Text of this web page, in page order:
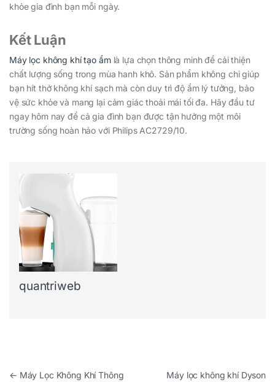
khỏe gia đình bạn mỗi ngày.
Kết Luận
Máy lọc không khí tạo ẩmlà lựa chọn thông minh để cải thiện
chất lượng sống trong mùa hanh khô. Sản phẩm không chỉ giúp
bạn hít thở không khí sạch mà còn duy trì độ ẩm lý tưởng, bảo
vệ sức khỏe và mang lại cảm giác thoải mái tối đa. Hãy đầu tư
ngay hôm nay để cả gia đình bạn được tận hưởng một môi
trường sống hoàn hảo với Philips AC2729/10.
quantriweb
Điều hướng bài viết
← Máy Lọc Không Khí Thông
Máy lọc không khí Dyson